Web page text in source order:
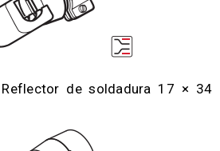
de soldadura 17 × 34